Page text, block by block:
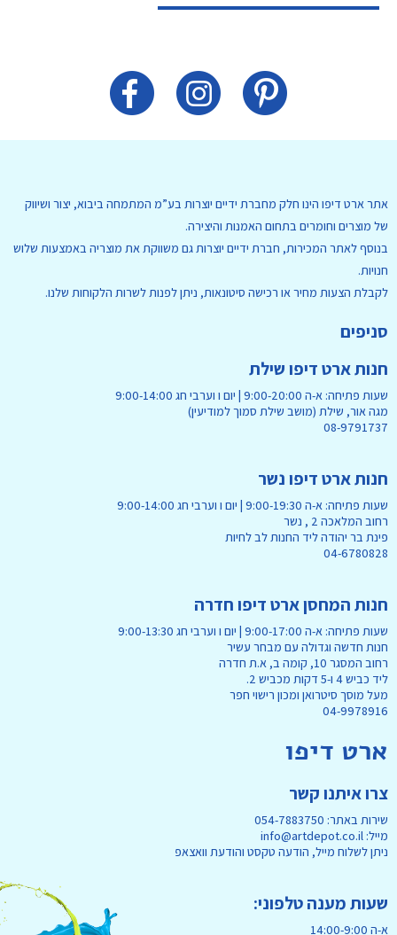
אתר ארט דיפו הינו חלק מחברת ידיים יוצרות בע”מ המתמחה ביבוא, יצור ושיווק
של מוצרים וחומרים בתחום האמנות והיצירה.
בנוסף לאתר המכירות, חברת ידיים יוצרות גם משווקת את מוצריה באמצעות שלוש
חנויות.
לקבלת הצעות מחיר או רכישה סיטונאות, ניתן לפנות לשרות הלקוחות שלנו.
סניפים
חנות ארט דיפו שילת
שעות פתיחה: א-ה 9:00-20:00 | יום ו וערבי חג 9:00-14:00
מגה אור, שילת (מושב שילת סמוך למודיעין)
08-9791737
חנות ארט דיפו נשר
שעות פתיחה: א-ה 9:00-19:30 | יום ו וערבי חג 9:00-14:00
רחוב המלאכה 2 , נשר
פינת בר יהודה ליד החנות לב לחיות
04-6780828
חנות המחסן ארט דיפו חדרה
שעות פתיחה: א-ה 9:00-17:00 | יום ו וערבי חג 9:00-13:30
חנות חדשה וגדולה עם מבחר עשיר
רחוב המסגר 10, קומה ב, א.ת חדרה
ליד כביש 4 ו-5 דקות מכביש 2.
מעל מוסך סיטרואן ומכון רישוי חפר
04-9978916
ארט דיפו
צרו איתנו קשר
שירות באתר: 054-7883750
מייל: info@artdepot.co.il
ניתן לשלוח מייל, הודעה טקסט והודעת וואצאפ
שעות מענה טלפוני:
א-ה 14:00-9:00